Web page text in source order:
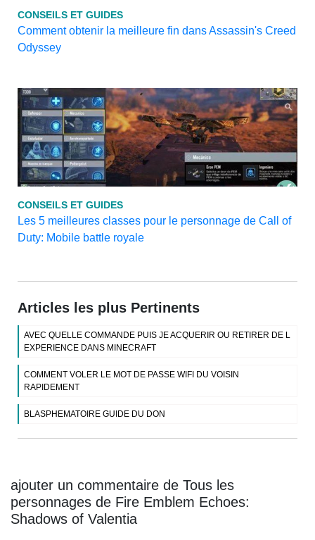
CONSEILS ET GUIDES
Comment obtenir la meilleure fin dans Assassin's Creed
Odyssey
CONSEILS ET GUIDES
Les 5 meilleures classes pour le personnage de Call of
Duty: Mobile battle royale
Articles les plus Pertinents
AVEC QUELLE COMMANDE PUIS JE ACQUERIR OU RETIRER DE L
EXPERIENCE DANS MINECRAFT
COMMENT VOLER LE MOT DE PASSE WIFI DU VOISIN
RAPIDEMENT
BLASPHEMATOIRE GUIDE DU DON
ajouter un commentaire de Tous les
personnages de Fire Emblem Echoes:
Shadows of Valentia